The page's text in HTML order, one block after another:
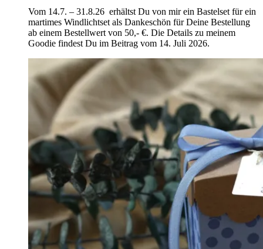
Vom 14.7. – 31.8.26 erhältst Du von mir ein Bastelset für ein
martimes Windlichtset als Dankeschön für Deine Bestellung
ab einem Bestellwert von 50,- €. Die Details zu meinem
Goodie findest Du im Beitrag vom 14. Juli 2026.